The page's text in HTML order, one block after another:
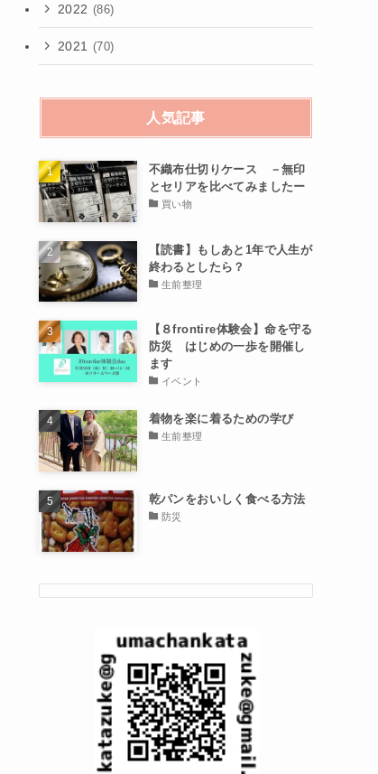
2022 (86)
2021 (70)
人気記事
不織布仕切りケース －無印
とセリアを比べてみましたー
買い物
【読書】もしあと1年で人生が
終わるとしたら？
生前整理
【８frontire体験会】命を守る
防災 はじめの一歩を開催し
ます
イベント
着物を楽に着るための学び
生前整理
乾パンをおいしく食べる方法
防災